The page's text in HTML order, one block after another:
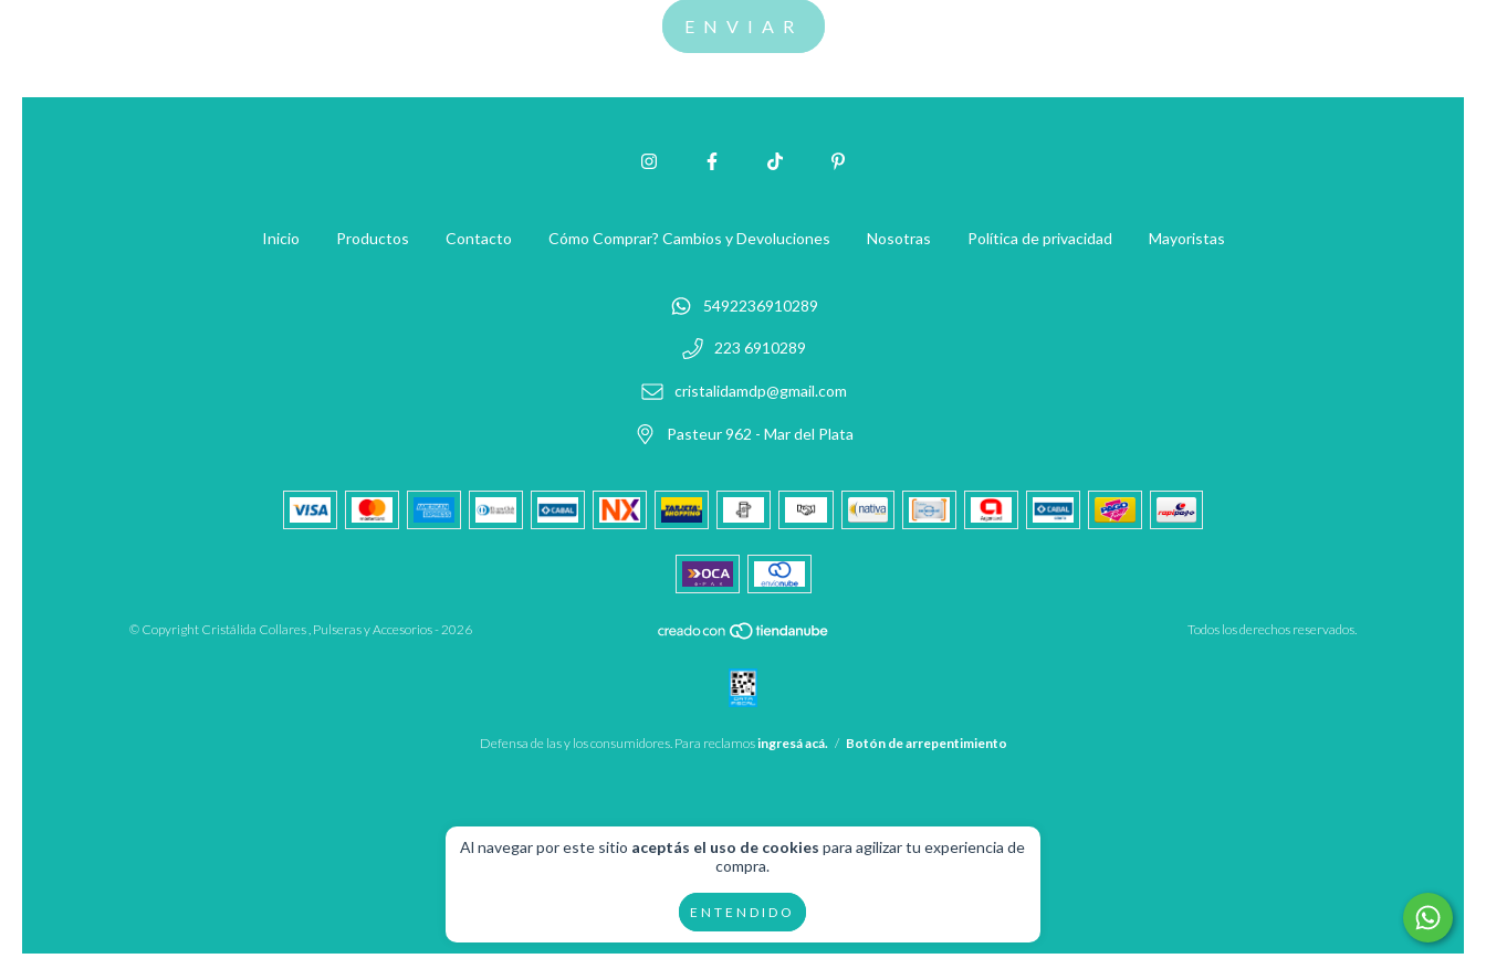
Al navegar por este sitio aceptás el uso de cookies para agilizar tu experiencia de
compra.
ENTENDIDO
Inicio Productos Contacto Cómo Comprar? Cambios y Devoluciones Nosotras Política de privacidad Mayoristas
5492236910289
223 6910289
cristalidamdp@gmail.com
Pasteur 962 - Mar del Plata
© Copyright Cristálida Collares , Pulseras y Accesorios - 2026 Todos los derechos reservados.
Defensa de las y los consumidores. Para reclamosingresá acá. / Botón de arrepentimiento